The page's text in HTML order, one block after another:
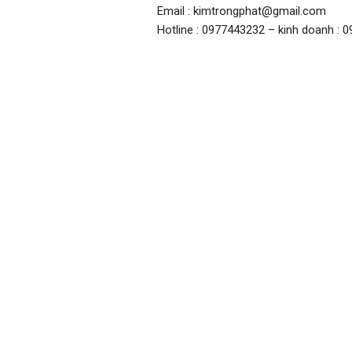
Email : kimtrongphat@gmail.com
Hotline : 0977443232 – kinh doanh :